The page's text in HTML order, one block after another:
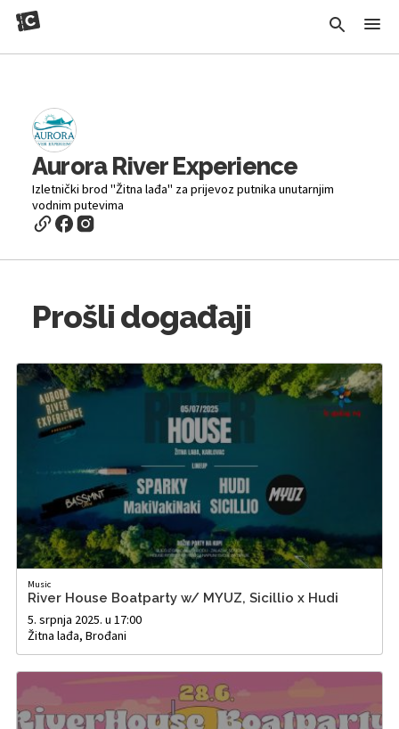
Aurora River Experience
Izletnički brod "Žitna lađa" za prijevoz putnika unutarnjim
vodnim putevima
Prošli događaji
Music
River House Boatparty w/ MYUZ, Sicillio x Hudi
5. srpnja 2025. u 17:00
Žitna lađa, Brođani